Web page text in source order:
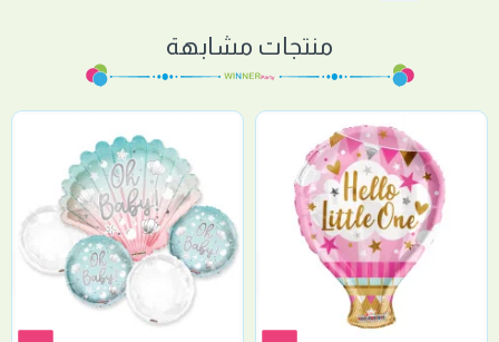
منتجات مشابهة